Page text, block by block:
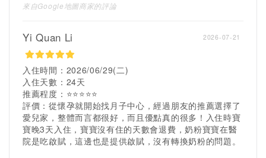
來自Google地圖商家的評論
Yi Quan Li 2026-07-21
入住時間：2026/06/29(二)
入住天數：24天
推薦程度：⭐️⭐️⭐️⭐️⭐️
評價：從懷孕就開始找月子中心，經過朋友的推薦選擇了
愛兒家，整體而言都很好，而且優點真的很多！入住時寶
寶晚3天入住，寶寶沒有住的天數會退費，奶粉寶寶在醫
院是吃啟賦，這邊也是提供啟賦，沒有轉換奶粉的問題。